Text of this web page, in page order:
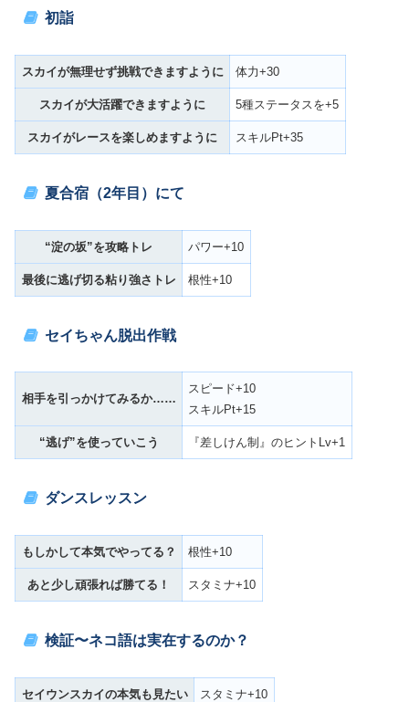
初詣
スカイが無理せず挑戦できますように 体力+30
スカイが大活躍できますように 5種ステータスを+5
スカイがレースを楽しめますように スキルPt+35
夏合宿（2年目）にて
“淀の坂”を攻略トレ パワー+10
最後に逃げ切る粘り強さトレ 根性+10
セイちゃん脱出作戦
相手を引っかけてみるか……
スピード+10
スキルPt+15
“逃げ”を使っていこう 『差しけん制』のヒントLv+1
ダンスレッスン
もしかして本気でやってる？ 根性+10
あと少し頑張れば勝てる！ スタミナ+10
検証〜ネコ語は実在するのか？
セイウンスカイの本気も見たい スタミナ+10